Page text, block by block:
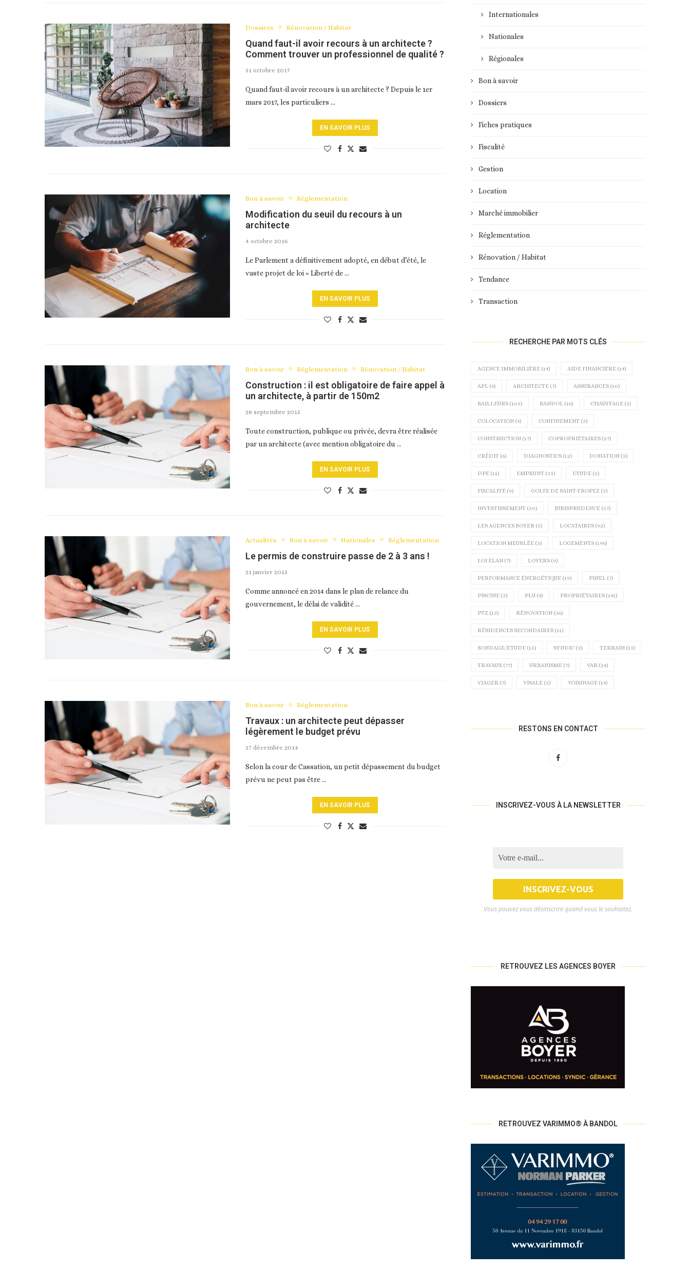
Dossiers Rénovation / Habitat
Quand faut-il avoir recours à un architecte ?
Comment trouver un professionnel de qualité ?
31 octobre 2017
Quand faut-il avoir recours à un architecte ? Depuis le 1er
mars 2017, les particuliers …
EN SAVOIR PLUS
Bon à savoir Réglementation
Modification du seuil du recours à un
architecte
4 octobre 2016
Le Parlement a définitivement adopté, en début d’été, le
vaste projet de loi « Liberté de …
EN SAVOIR PLUS
Bon à savoir Réglementation Rénovation / Habitat
Construction : il est obligatoire de faire appel à
un architecte, à partir de 150m2
28 septembre 2015
Toute construction, publique ou privée, devra être réalisée
par un architecte (avec mention obligatoire du …
EN SAVOIR PLUS
Actualités Bon à savoir Nationales Réglementation
Le permis de construire passe de 2 à 3 ans !
21 janvier 2015
Comme annoncé en 2014 dans le plan de relance du
gouvernement, le délai de validité …
EN SAVOIR PLUS
Bon à savoir Réglementation
Travaux : un architecte peut dépasser
légèrement le budget prévu
17 décembre 2014
Selon la cour de Cassation, un petit dépassement du budget
prévu ne peut pas être …
EN SAVOIR PLUS
Internationales
Nationales
Régionales
Bon à savoir
Dossiers
Fiches pratiques
Fiscalité
Gestion
Location
Marché immobilier
Réglementation
Rénovation / Habitat
Tendance
Transaction
RECHERCHE PAR MOTS CLÉS
AGENCE IMMOBILIÈRE (14) AIDE FINANCIÈRE (14)
APL (4) ARCHITECTE (7) ASSURANCES (10)
BAILLEURS (103) BANDOL (16) CHAUFFAGE (2)
COLOCATION (4) CONFINEMENT (3)
CONSTRUCTION (17) COPROPRIÉTAIRES (27)
CRÉDIT (6) DIAGNOSTICS (12) DONATION (2)
DPE (11) EMPRUNT (33) ETUDE (3)
FISCALITÉ (9) GOLFE DE SAINT-TROPEZ (3)
INVESTISSEMENT (30) JURISPRUDENCE (57)
LES AGENCES BOYER (5) LOCATAIRES (92)
LOCATION MEUBLÉE (3) LOGEMENTS (196)
LOI ELAN (7) LOYERS (9)
PERFORMANCE ÉNERGÉTIQUE (19) PINEL (7)
PISCINE (3) PLU (4) PROPRIÉTAIRES (141)
PTZ (13) RÉNOVATION (36)
RÉSIDENCES SECONDAIRES (11)
SONDAGE/ETUDE (15) SYNDIC (3) TERRAIN (13)
TRAVAUX (77) URBANISME (7) VAR (24)
VIAGER (7) VISALE (3) VOISINAGE (14)
RESTONS EN CONTACT
INSCRIVEZ-VOUS À LA NEWSLETTER
Vous pouvez vous désinscrire quand vous le souhaitez.
RETROUVEZ LES AGENCES BOYER
RETROUVEZ VARIMMO® À BANDOL